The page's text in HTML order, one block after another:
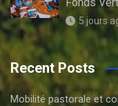
5 jours
Recent Posts
Mobilité pastorale et